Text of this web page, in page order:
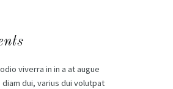
viverra in in a at augue
dui, varius dui volutpat